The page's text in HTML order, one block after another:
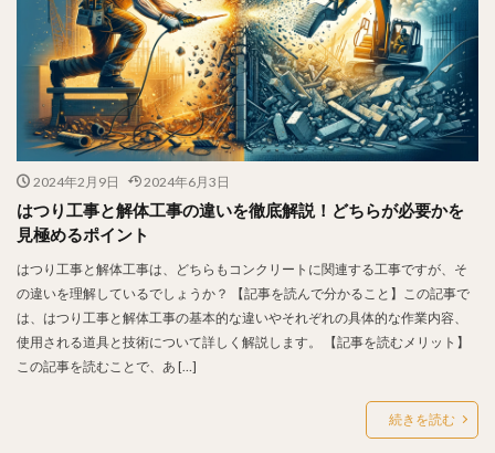
2024年2月9日 2024年6月3日
はつり工事と解体工事の違いを徹底解説！どちらが必要かを
見極めるポイント
はつり工事と解体工事は、どちらもコンクリートに関連する工事ですが、そ
の違いを理解しているでしょうか？ 【記事を読んで分かること】この記事で
は、はつり工事と解体工事の基本的な違いやそれぞれの具体的な作業内容、
使用される道具と技術について詳しく解説します。 【記事を読むメリット】
この記事を読むことで、あ […]
続きを読む